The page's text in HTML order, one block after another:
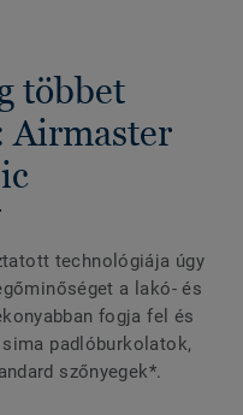
többet
Airmaster
technológiája úgy
a lakó- és
fogja fel és
padlóburkolatok,
szőnyegek*.